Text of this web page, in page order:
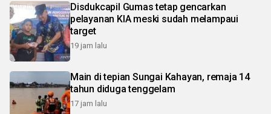
Disdukcapil Gumas tetap gencarkan
pelayanan KIA meski sudah melampaui
target
19 jam lalu
Main di tepian Sungai Kahayan, remaja 14
tahun diduga tenggelam
17 jam lalu